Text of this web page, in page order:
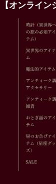
【オンライ